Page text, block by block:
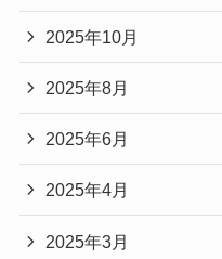
2025年10月
2025年8月
2025年6月
2025年4月
2025年3月